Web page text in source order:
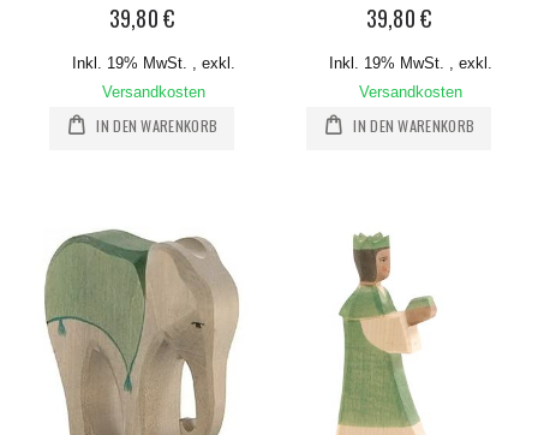
39,80 €
Inkl. 19% MwSt.
exkl.
Versandkosten
IN DEN WARENKORB
39,80 €
Inkl. 19% MwSt.
exkl.
Versandkosten
IN DEN WARENKORB